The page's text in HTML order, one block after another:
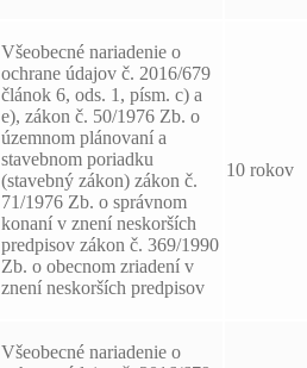
Všeobecné nariadenie o
ochrane údajov č. 2016/679
článok 6, ods. 1, písm. c) a
e), zákon č. 50/1976 Zb. o
územnom plánovaní a
stavebnom poriadku
(stavebný zákon) zákon č.
71/1976 Zb. o správnom
konaní v znení neskorších
predpisov zákon č. 369/1990
Zb. o obecnom zriadení v
znení neskorších predpisov
10 rokov
Všeobecné nariadenie o